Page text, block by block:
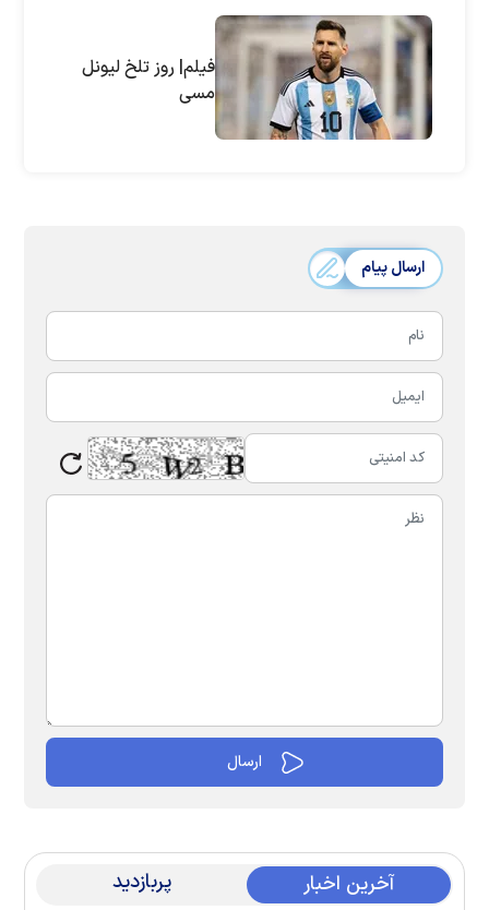
فیلم| روز تلخ لیونل
مسی
ارسال پیام
آخرین اخبار پربازدید